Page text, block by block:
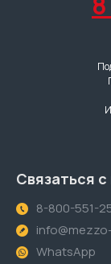
Связаться
8-800-551-
WhatsApp